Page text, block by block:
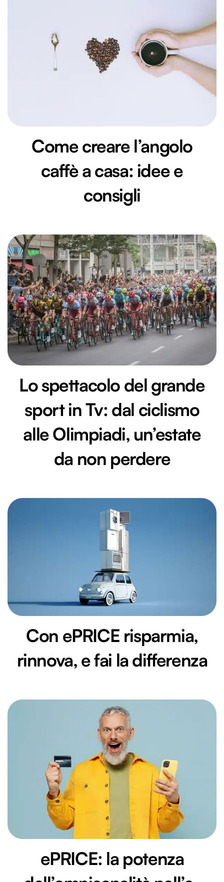
Come creare l’angolo
caffè a casa: idee e
consigli
Lo spettacolo del grande
sport in Tv: dal ciclismo
alle Olimpiadi, un’estate
da non perdere
Con ePRICE risparmia,
rinnova, e fai la differenza
ePRICE: la potenza